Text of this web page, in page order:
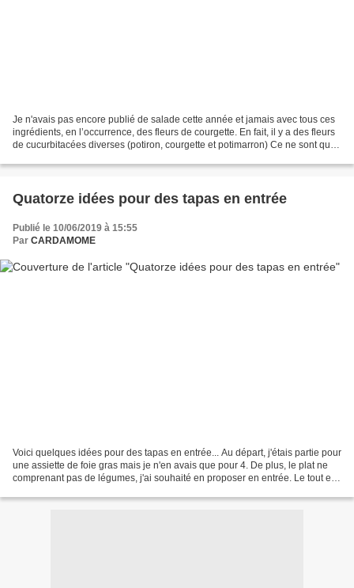
Je n'avais pas encore publié de salade cette année et jamais avec tous ces
ingrédients, en l’occurrence, des fleurs de courgette. En fait, il y a des fleurs
de cucurbitacées diverses (potiron, courgette et potimarron) Ce ne sont que
Quatorze idées pour des tapas en entrée
Publié le 10/06/2019 à 15:55
Par CARDAMOME
Voici quelques idées pour des tapas en entrée... Au départ, j'étais partie pour
une assiette de foie gras mais je n'en avais que pour 4. De plus, le plat ne
comprenant pas de légumes, j'ai souhaité en proposer en entrée. Le tout est